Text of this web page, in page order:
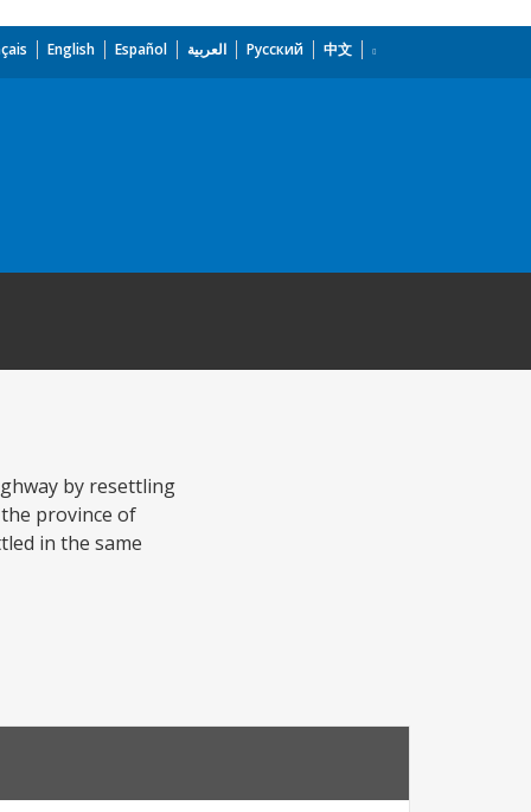
English Español العربية Русский 中文
by resettling
province of
in the same